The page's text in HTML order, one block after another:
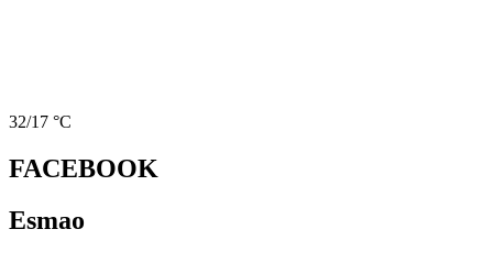
32/17 °C
FACEBOOK
Esmao